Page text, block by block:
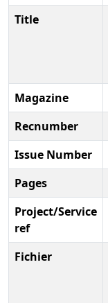
Title
Magazine
Recnumber
Issue Number
Pages
Project/Service
ref
Fichier